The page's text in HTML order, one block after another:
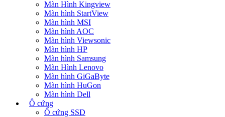
Màn Hình Kingview
Màn hình StartView
Màn hình MSI
Màn hình AOC
Màn hình Viewsonic
Màn hình HP
Màn hình Samsung
Màn Hình Lenovo
Màn hình GiGaByte
Màn hình HuGon
Màn hình Dell
Ô cứng
Ổ cứng SSD